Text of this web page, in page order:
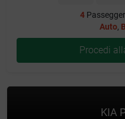
4
Auto,
Procedi
KIA